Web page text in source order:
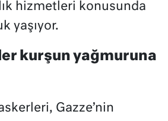
hizmetleri konusunda
yaşıyor.
kurşun yağmuruna
Gazze’nin